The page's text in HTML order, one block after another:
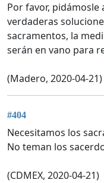
Por favor, pidámosle
verdaderas
sacramentos, la
serán en vano para
(Madero, 2020-04-21)
#404
Necesitamos los
No teman los
(CDMEX, 2020-04-21)